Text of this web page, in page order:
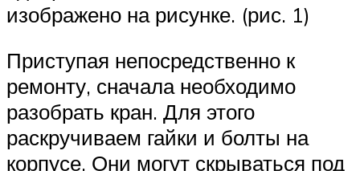
изображено на рисунке. (рис. 1)
Приступая непосредственно к
ремонту, сначала необходимо
разобрать кран. Для этого
раскручиваем гайки и болты на
корпусе. Они могут скрываться под